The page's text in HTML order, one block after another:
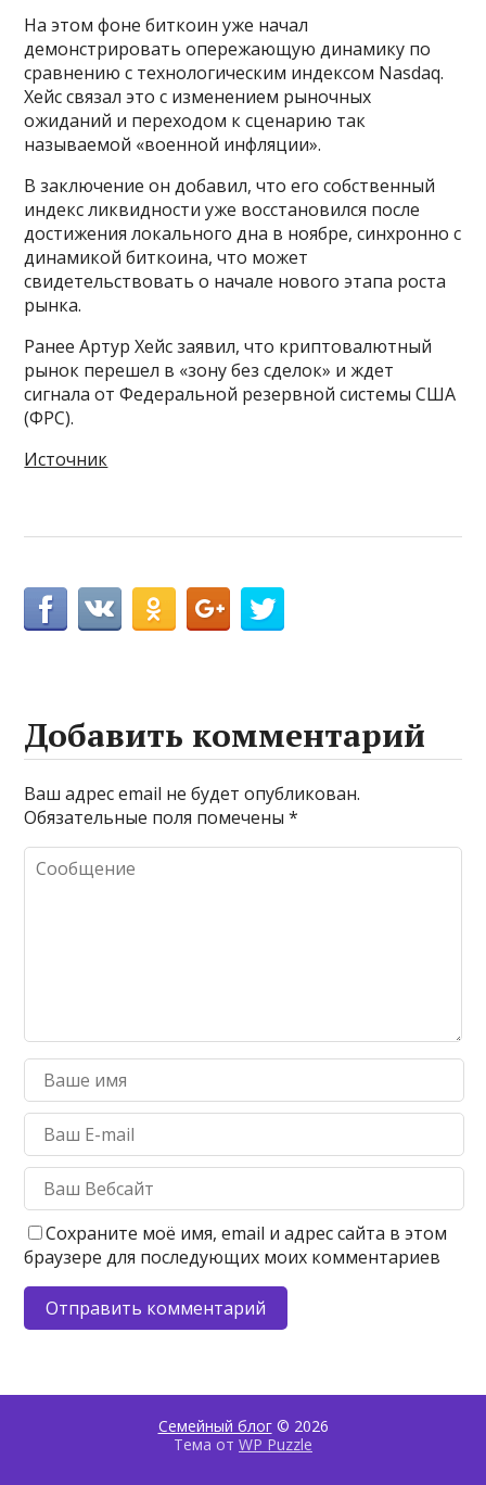
На этом фоне биткоин уже начал
демонстрировать опережающую динамику по
сравнению с технологическим индексом Nasdaq.
Хейс связал это с изменением рыночных
ожиданий и переходом к сценарию так
называемой «военной инфляции».
В заключение он добавил, что его собственный
индекс ликвидности уже восстановился после
достижения локального дна в ноябре, синхронно с
динамикой биткоина, что может
свидетельствовать о начале нового этапа роста
рынка.
Ранее Артур Хейс заявил, что криптовалютный
рынок перешел в «зону без сделок» и ждет
сигнала от Федеральной резервной системы США
(ФРС).
Источник
Добавить комментарий
Ваш адрес email не будет опубликован.
Обязательные поля помечены*
Сохраните моё имя, email и адрес сайта в этом
браузере для последующих моих комментариев
Семейный блог© 2026
Тема от WP Puzzle